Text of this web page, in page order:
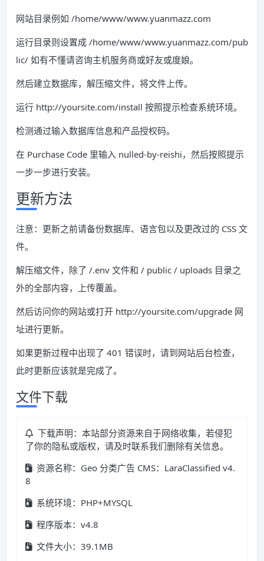
网站目录例如 /home/www/www.yuanmazz.com
运行目录则设置成 /home/www/www.yuanmazz.com/pub
lic/ 如有不懂请咨询主机服务商或好友或度娘。
然后建立数据库，解压缩文件，将文件上传。
运行 http://yoursite.com/install 按照提示检查系统环境。
检测通过输入数据库信息和产品授权码。
在 Purchase Code 里输入 nulled-by-reishi，然后按照提示
一步一步进行安装。
更新方法
注意：更新之前请备份数据库、语言包以及更改过的 CSS 文
件。
解压缩文件，除了 /.env 文件和 / public / uploads 目录之
外的全部内容，上传覆盖。
然后访问你的网站或打开 http://yoursite.com/upgrade 网
址进行更新。
如果更新过程中出现了 401 错误时，请到网站后台检查，
此时更新应该就是完成了。
文件下载
下载声明：本站部分资源来自于网络收集，若侵犯
了你的隐私或版权，请及时联系我们删除有关信息。
资源名称：Geo 分类广告 CMS：LaraClassified v4.
8
系统环境：PHP+MYSQL
程序版本：v4.8
文件大小：39.1MB